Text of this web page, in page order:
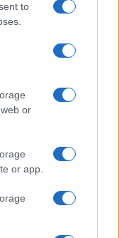
to
or
or app.